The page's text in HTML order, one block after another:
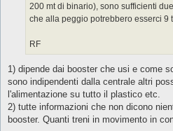
200 mt di binario), sono sufficienti
che alla peggio potrebbero esserci 9
RF
1) dipende dai booster che usi e come
sono indipendenti dalla centrale altri
l'alimentazione su tutto il plastico etc.
2) tutte informazioni che non dicono
booster. Quanti treni in movimento in